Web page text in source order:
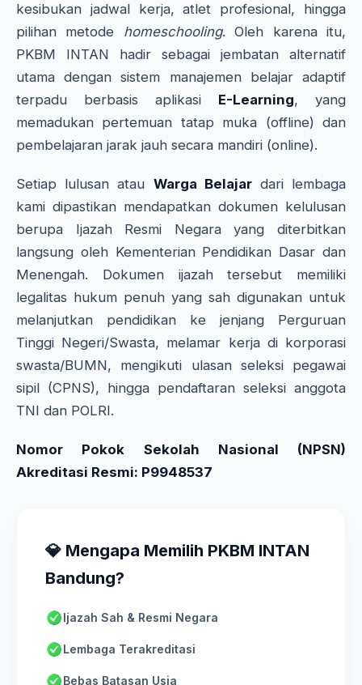
kesibukan jadwal kerja, atlet profesional, hingga
pilihan metode homeschooling. Oleh karena itu,
PKBM INTAN hadir sebagai jembatan alternatif
utama dengan sistem manajemen belajar adaptif
terpadu berbasis aplikasi E-Learning, yang
memadukan pertemuan tatap muka (offline) dan
pembelajaran jarak jauh secara mandiri (online).
Setiap lulusan atau Warga Belajardari lembaga
kami dipastikan mendapatkan dokumen kelulusan
berupa Ijazah Resmi Negara yang diterbitkan
langsung oleh Kementerian Pendidikan Dasar dan
Menengah. Dokumen ijazah tersebut memiliki
legalitas hukum penuh yang sah digunakan untuk
melanjutkan pendidikan ke jenjang Perguruan
Tinggi Negeri/Swasta, melamar kerja di korporasi
swasta/BUMN, mengikuti ulasan seleksi pegawai
sipil (CPNS), hingga pendaftaran seleksi anggota
TNI dan POLRI.
Nomor Pokok Sekolah Nasional (NPSN)
Akreditasi Resmi: P9948537
💎 Mengapa Memilih PKBM INTAN
Bandung?
Ijazah Sah & Resmi Negara
Lembaga Terakreditasi
Bebas Batasan Usia